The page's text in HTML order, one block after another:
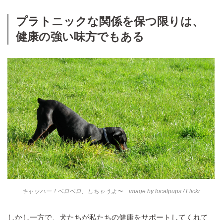
プラトニックな関係を保つ限りは、
健康の強い味方でもある
キャッハー！ベロベロ、しちゃうよ〜 image bylocalpups/ Flickr
しかし一方で、犬たちが私たちの健康をサポートしてくれて